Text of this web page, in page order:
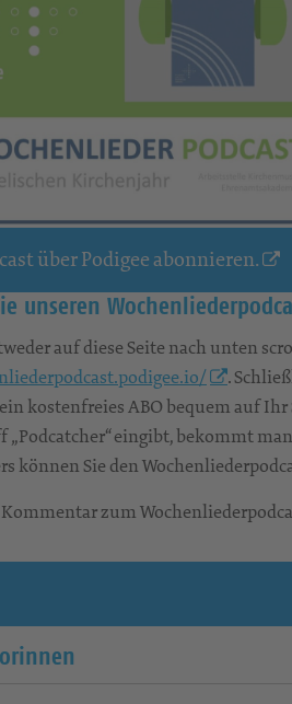
über Podigee abonnieren.
unseren
auf diese Seite nach unten
.
kostenfreies ABO bequem auf
„Podcatcher“ eingibt, bekommt
können Sie den
zum